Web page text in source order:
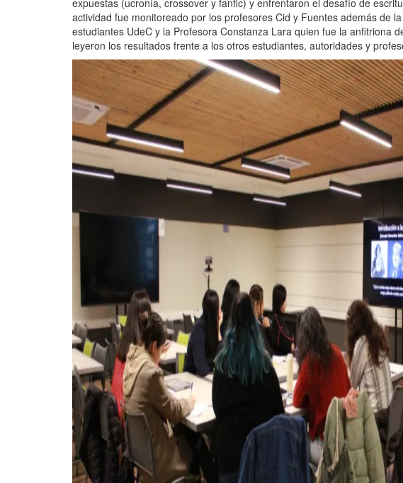
expuestas (ucronía, crossover y fanfic) y enfrentaron el desafío de
actividad fue monitoreado por los profesores Cid y Fuentes además de
estudiantes UdeC y la Profesora Constanza Lara quien fue la anfitriona
leyeron los resultados frente a los otros estudiantes, autoridades y